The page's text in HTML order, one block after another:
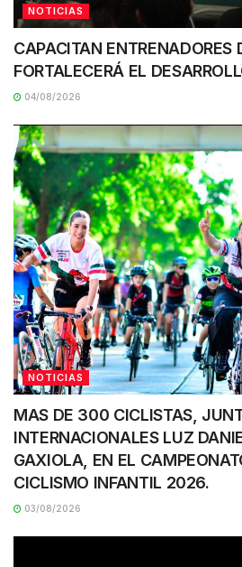
NOTICIAS
CAPACITAN ENTRENADORES
FORTALECERÁ EL
04/08/2026
NOTICIAS
MAS DE 300 CICLISTAS,
INTERNACIONALES LUZ
GAXIOLA, EN EL
CICLISMO INFANTIL 2026.
03/08/2026